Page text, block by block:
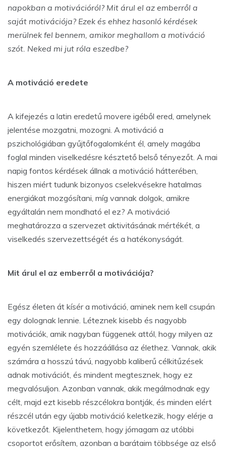
napokban a motivációról? Mit árul el az emberről a
saját motivációja? Ezek és ehhez hasonló kérdések
merülnek fel bennem, amikor meghallom a motiváció
szót. Neked mi jut róla eszedbe?
A motiváció eredete
A kifejezés a latin eredetű movere igéből ered, amelynek
jelentése mozgatni, mozogni. A motiváció a
pszichológiában gyűjtőfogalomként él, amely magába
foglal minden viselkedésre késztető belső tényezőt. A mai
napig fontos kérdések állnak a motiváció hátterében,
hiszen miért tudunk bizonyos cselekvésekre hatalmas
energiákat mozgósítani, míg vannak dolgok, amikre
egyáltalán nem mondható el ez? A motiváció
meghatározza a szervezet aktivitásának mértékét, a
viselkedés szervezettségét és a hatékonyságát.
Mit árul el az emberről a motivációja?
Egész életen át kísér a motiváció, aminek nem kell csupán
egy dolognak lennie. Léteznek kisebb és nagyobb
motivációk, amik nagyban függenek attól, hogy milyen az
egyén szemlélete és hozzáállása az élethez. Vannak, akik
számára a hosszú távú, nagyobb kaliberű célkitűzések
adnak motivációt, és mindent megtesznek, hogy ez
megvalósuljon. Azonban vannak, akik megálmodnak egy
célt, majd ezt kisebb részcélokra bontják, és minden elért
részcél után egy újabb motiváció keletkezik, hogy elérje a
következőt. Kijelenthetem, hogy jómagam az utóbbi
csoportot erősítem, azonban a barátaim többsége az első